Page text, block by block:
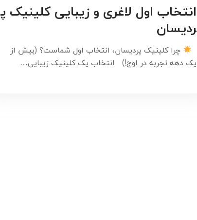
انتخاب اول لاغری و زیبایی کلینیک پ
ردیسان
چرا کلینیک پردیسان، انتخاب اول شماست؟ (بیش از
یک دهه تجربه در اوج!) انتخاب یک کلینیک زیبایی…